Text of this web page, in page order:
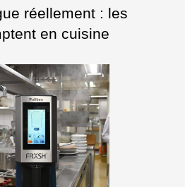
réellement : les
en cuisine